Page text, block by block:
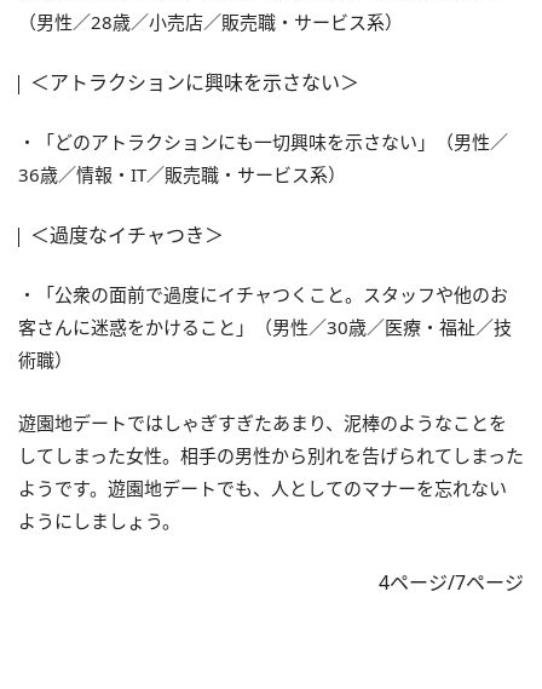
（男性／28歳／小売店／販売職・サービス系）
＜アトラクションに興味を示さない＞
・「どのアトラクションにも一切興味を示さない」（男性／
36歳／情報・IT／販売職・サービス系）
＜過度なイチャつき＞
・「公衆の面前で過度にイチャつくこと。スタッフや他のお
客さんに迷惑をかけること」（男性／30歳／医療・福祉／技
術職）
遊園地デートではしゃぎすぎたあまり、泥棒のようなことを
してしまった女性。相手の男性から別れを告げられてしまった
ようです。遊園地デートでも、人としてのマナーを忘れない
ようにしましょう。
4ページ/7ページ